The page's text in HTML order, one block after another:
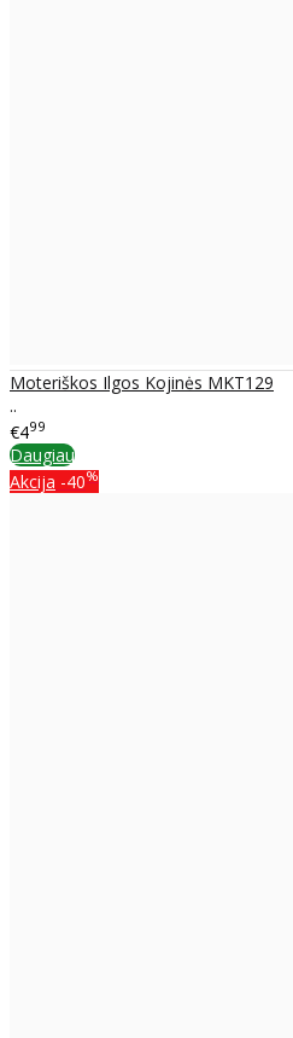
Moteriškos Ilgos Kojinės MKT129
..
€499
Daugiau
Akcija -40%